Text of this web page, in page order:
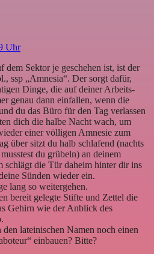
Uhr
dem Sektor je geschehen ist, ist der
ssp „Amnesia“. Der sorgt dafür,
Dinge, die auf deiner Arbeits-
genau dann einfallen, wenn die
du das Büro für den Tag verlassen
dich die halbe Nacht wach, um
einer völligen Amnesie zum
über sitzt du halb schlafend (nachts
du grübeln) an deinem
schlägt die Tür daheim hinter dir ins
Sünden wieder ein.
lang so weitergehen.
bereit gelegte Stifte und Zettel die
Gehirn wie der Anblick des
lateinischen Namen noch einen
einbauen? Bitte?